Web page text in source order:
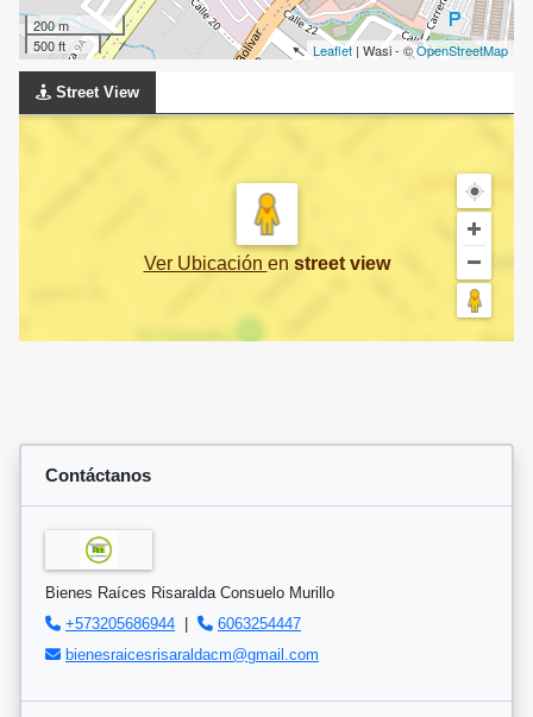
200 m
500 ft
Leaflet | Wasi - ©OpenStreetMap
Street View
Ver Ubicación en street view
Contáctanos
Bienes Raíces Risaralda Consuelo Murillo
+573205686944 |
6063254447
bienesraicesrisaraldacm@gmail.com